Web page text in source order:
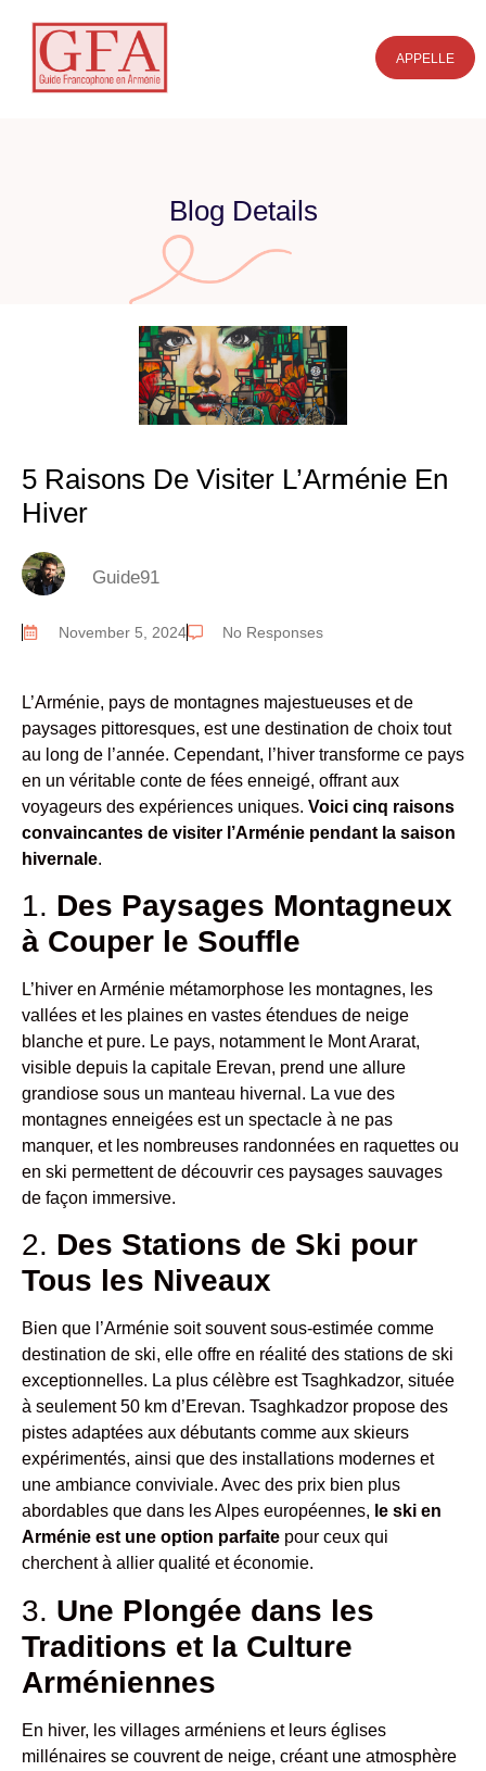
APPELLE
Blog Details
5 Raisons De Visiter L’Arménie En
Hiver
Guide91
November 5, 2024 No Responses
L’Arménie, pays de montagnes majestueuses et de
paysages pittoresques, est une destination de choix tout
au long de l’année. Cependant, l’hiver transforme ce pays
en un véritable conte de fées enneigé, offrant aux
voyageurs des expériences uniques. Voici cinq raisons
convaincantes de visiter l’Arménie pendant la saison
hivernale.
1. Des Paysages Montagneux
à Couper le Souffle
L’hiver en Arménie métamorphose les montagnes, les
vallées et les plaines en vastes étendues de neige
blanche et pure. Le pays, notamment le Mont Ararat,
visible depuis la capitale Erevan, prend une allure
grandiose sous un manteau hivernal. La vue des
montagnes enneigées est un spectacle à ne pas
manquer, et les nombreuses randonnées en raquettes ou
en ski permettent de découvrir ces paysages sauvages
de façon immersive.
2. Des Stations de Ski pour
Tous les Niveaux
Bien que l’Arménie soit souvent sous-estimée comme
destination de ski, elle offre en réalité des stations de ski
exceptionnelles. La plus célèbre est Tsaghkadzor, située
à seulement 50 km d’Erevan. Tsaghkadzor propose des
pistes adaptées aux débutants comme aux skieurs
expérimentés, ainsi que des installations modernes et
une ambiance conviviale. Avec des prix bien plus
abordables que dans les Alpes européennes, le ski en
Arménie est une option parfaite pour ceux qui
cherchent à allier qualité et économie.
3. Une Plongée dans les
Traditions et la Culture
Arméniennes
En hiver, les villages arméniens et leurs églises
millénaires se couvrent de neige, créant une atmosphère